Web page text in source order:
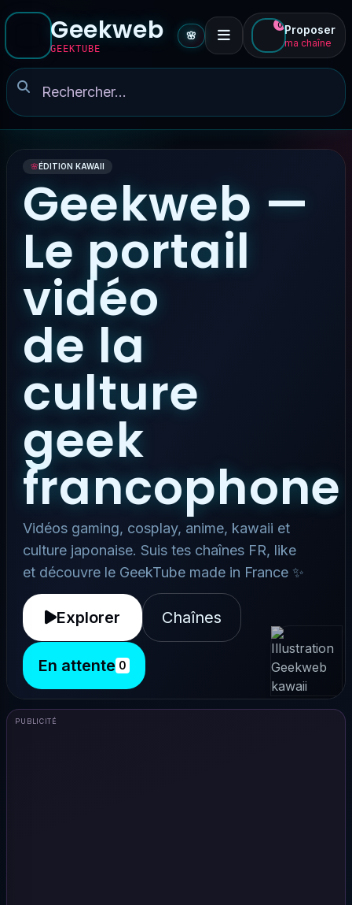
Geekweb
GEEKTUBE
🌸
0 Proposer
ma chaîne
🌸ÉDITION KAWAII
Geekweb —
Le portail
vidéo
de la
culture
geek
francophone
Vidéos gaming, cosplay, anime, kawaii et
culture japonaise. Suis tes chaînes FR, like
et découvre le GeekTube made in France ✨
Explorer Chaînes
En attente 0
PUBLICITÉ